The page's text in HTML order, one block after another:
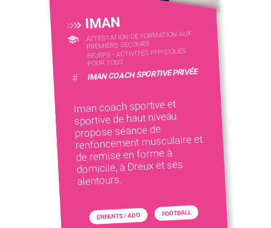
IMAN
ATTESTATION DE FORMATION AUX
PREMIERS SECOURS
BPJEPS - ACTIVITÉS PHYSIQUES
POUR TOUS
# IMAN COACH SPORTIVE PRIVÉE
Iman coach sportive et
sportive de haut niveau
propose séance de
renfoncement musculaire et
de remise en forme à
domicile, à Dreux et ses
alentours.
ENFANTS / ADO FOOTBALL